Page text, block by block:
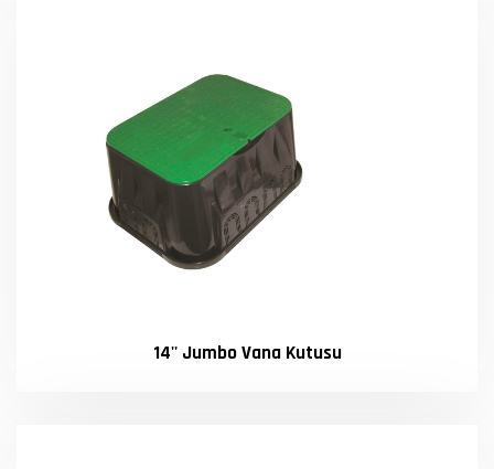
14'' Jumbo Vana Kutusu